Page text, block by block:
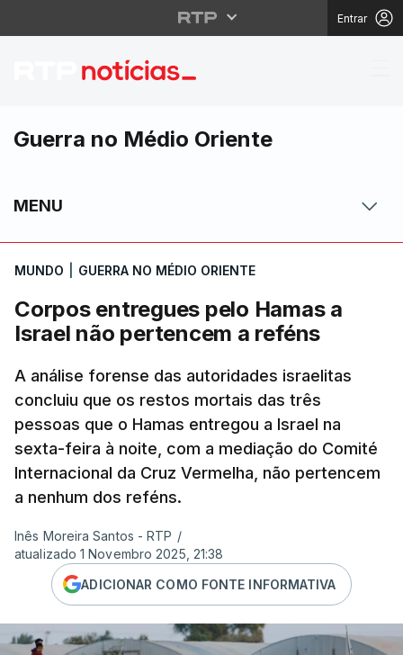
Entrar
Corpos entregues
Guerra no Médio Oriente
MENU
MUNDO GUERRA NO MÉDIO ORIENTE
Corpos entregues pelo Hamas a
Israel não pertencem a reféns
A análise forense das autoridades israelitas
concluiu que os restos mortais das três
pessoas que o Hamas entregou a Israel na
sexta-feira à noite, com a mediação do Comité
Internacional da Cruz Vermelha, não pertencem
a nenhum dos reféns.
Inês Moreira Santos - RTP /
atualizado 1 Novembro 2025, 21:38
ADICIONAR COMO FONTE INFORMATIVA